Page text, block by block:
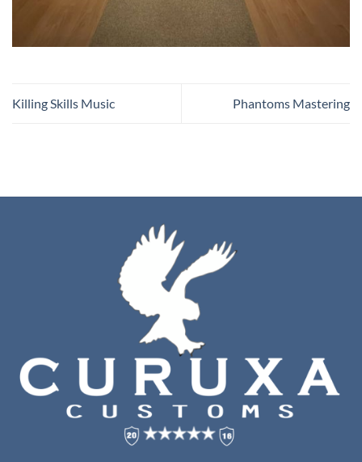
Killing Skills Music Phantoms Mastering